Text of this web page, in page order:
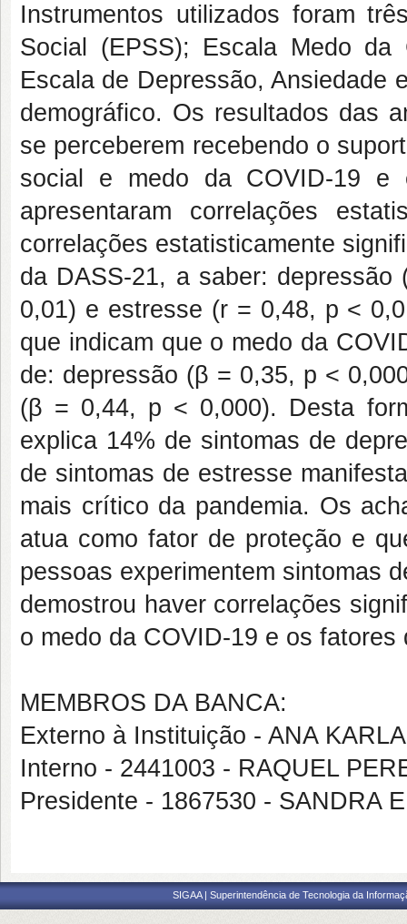
Instrumentos utilizados foram
Social (EPSS); Escala Medo da
Escala de Depressão, Ansiedade
demográfico. Os resultados das
se perceberem recebendo o
social e medo da COVID-19
apresentaram correlações
correlações estatisticamente
da DASS-21, a saber:
0,01) e estresse (r = 0,48, p <
que indicam que o medo da
de: depressão (β = 0,35, p <
(β = 0,44, p < 0,000). Desta
explica 14% de sintomas de
de sintomas de estresse
mais crítico da pandemia. Os
atua como fator de proteção e
pessoas experimentem sintomas
demostrou haver correlações
o medo da COVID-19 e os fatores
MEMBROS DA BANCA:
Externo à Instituição - ANA
Interno - 2441003 - RAQUEL
Presidente - 1867530 - SANDRA
SIGAA | Superintendência de Tecnologia da